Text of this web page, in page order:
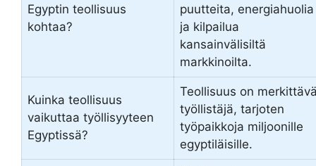
Egyptin teollisuus
kohtaa?
puutteita, energiahuolia
ja kilpailua
kansainvälisiltä
markkinoilta.
Kuinka teollisuus
vaikuttaa työllisyyteen
Egyptissä?
Teollisuus on
työllistäjä, tarjoten
työpaikkoja miljoonille
egyptiläisille.